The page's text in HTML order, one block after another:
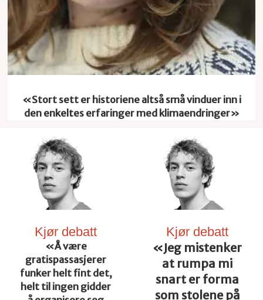
Bokanmeldelse
«Stort sett er historiene altså små vinduer inn i
den enkeltes erfaringer med klimaendringer»
Kjør debatt
«Å være
gratispassasjerer
funker helt fint det,
helt til ingen gidder
Kjør debatt
«Jeg mistenker
at rumpa mi
snart er forma
som stolene på